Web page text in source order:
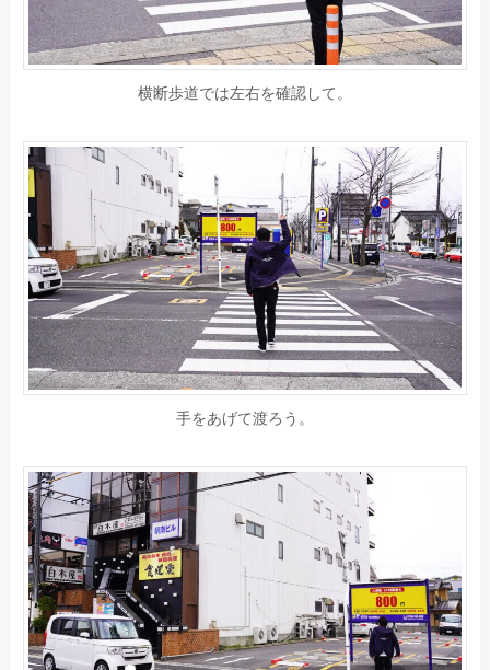
横断歩道では左右を確認して。
手をあげて渡ろう。